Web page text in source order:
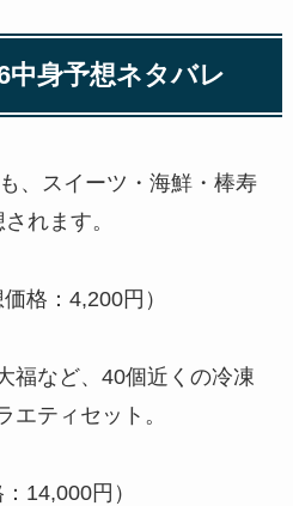
中身予想ネタバレ
、スイーツ・海鮮・棒寿
れます。
格：4,200円）
福など、40個近くの冷凍
エティセット。
14,000円）